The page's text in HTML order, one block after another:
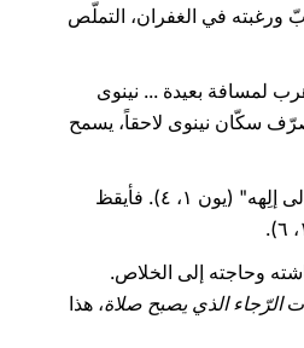
ورغبته في الغفران، التملّص
لمسافة بعيدة ... نينوى
سكّان نينوى لاحقاً، يسمح
خلال عبور البحر هبّت عاصفة قويّة، ونزل يونان إلى جوف السّفينة واستغرق في النّوم. أمّا البحّارة "فصرخوا كلٌّ إلى إلِهه" (يون ۱، ٤). فأيقظ
وحاجته إلى الخلاص.
الرّجاء الذي يصبح صلاة، هذا